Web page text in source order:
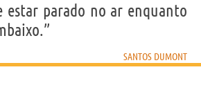
estar parado no ar enquanto
SANTOS DUMONT